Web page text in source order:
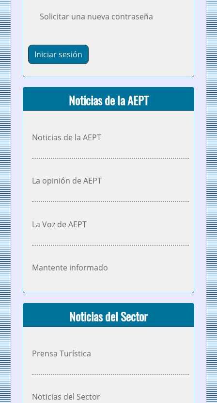
Solicitar una nueva contraseña
Noticias de la AEPT
Noticias de la AEPT
La opinión de AEPT
La Voz de AEPT
Mantente informado
Noticias del Sector
Prensa Turística
Noticias del Sector